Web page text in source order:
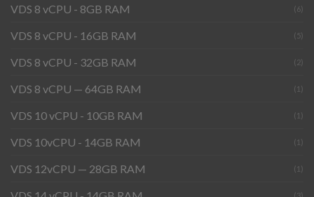
VDS 8 vCPU - 8GB RAM (6)
VDS 8 vCPU - 16GB RAM (5)
VDS 8 vCPU - 32GB RAM (2)
VDS 8 vCPU — 64GB RAM (1)
VDS 10 vCPU - 10GB RAM (1)
VDS 10vCPU - 14GB RAM (1)
VDS 12vCPU — 28GB RAM (1)
(3)